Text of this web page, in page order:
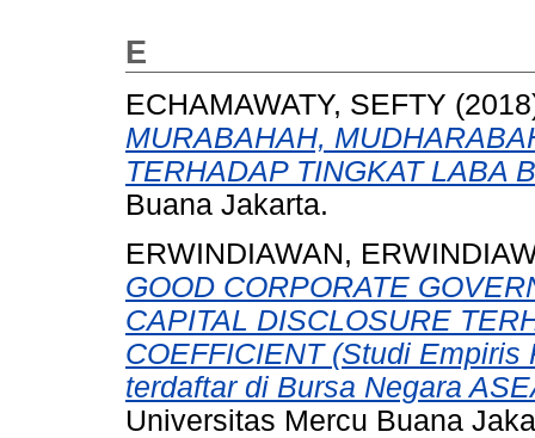
E
ECHAMAWATY, SEFTY
MURABAHAH,
TERHADAP TINGKAT LABA
Buana Jakarta.
ERWINDIAWAN,
GOOD CORPORATE
CAPITAL DISCLOSURE
COEFFICIENT (Studi
terdaftar di Bursa Negara
Universitas Mercu Buana